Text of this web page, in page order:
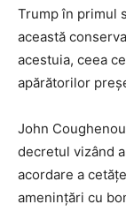
Trump în primul
această
acestuia, ceea
apărătorilor
John
decretul vizând
acordare a
ameninţări cu